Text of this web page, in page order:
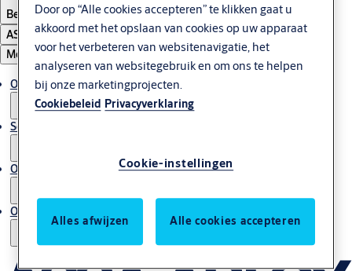
Belgium·Nederlands
ASSA ABLOY Group
Menu
Oplossingen
Service en onderhoud
Onze expertise
Over ons
Door op “Alle cookies accepteren” te klikken gaat u
akkoord met het opslaan van cookies op uw apparaat
voor het verbeteren van websitenavigatie, het
analyseren van websitegebruik en om ons te helpen
bij onze marketingprojecten.
Cookiebeleid Privacyverklaring
Cookie-instellingen
Alles afwijzen Alle cookies accepteren